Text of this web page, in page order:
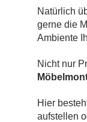
Natürlich
gerne die
Ambiente
Nicht nur
Hier
aufstellen